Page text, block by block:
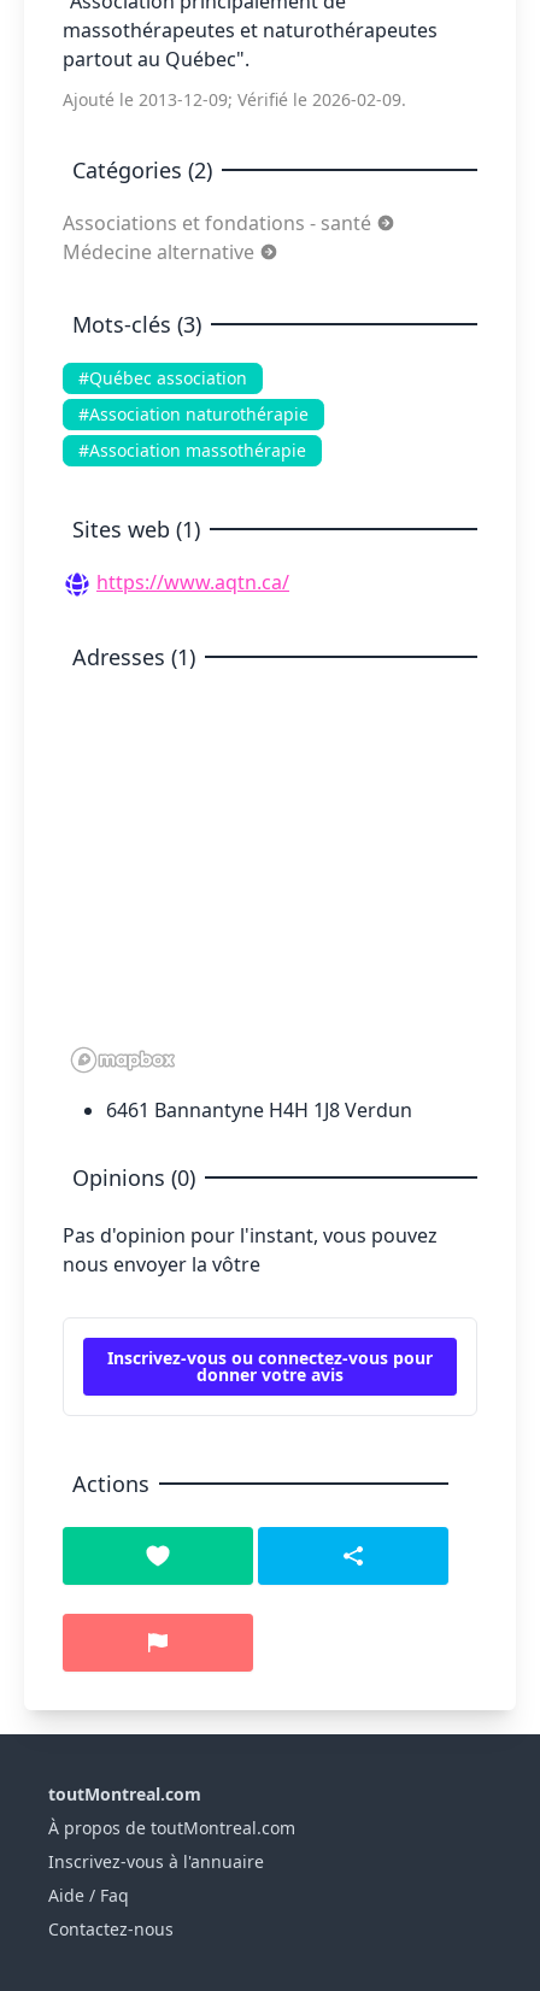
massothérapeutes et naturothérapeutes
partout au Québec".
Ajouté le 2013-12-09; Vérifié le 2026-02-09.
Catégories (2)
Associations et fondations - santé
Médecine alternative
Mots-clés (3)
#Québec association
#Association naturothérapie
#Association massothérapie
Sites web (1)
https://www.aqtn.ca/
Adresses (1)
6461 Bannantyne H4H 1J8 Verdun
Opinions (0)
Pas d'opinion pour l'instant, vous pouvez
nous envoyer la vôtre
Inscrivez-vous ou connectez-vous pour
donner votre avis
Actions
toutMontreal.com
À propos de toutMontreal.com
Inscrivez-vous à l'annuaire
Aide / Faq
Contactez-nous